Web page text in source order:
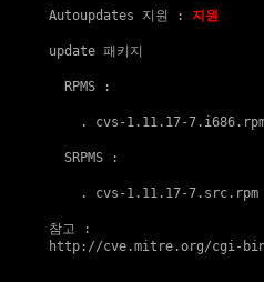
Autoupdates 지원 : 지원
update 패키지
  RPMS :
    .
cvs-1.11.17-
  SRPMS :
    .
cvs-1.11.17-7.src.rpm
참고
http://cve.mitre.org/cgi-bin/